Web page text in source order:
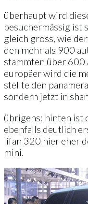
überhaupt wird
besuchermässig ist
gleich gross, wie
den mehr als 900
stammten über 600
europäer wird die
stellte den
sondern jetzt in
übrigens: hinten ist
ebenfalls deutlich
lifan 320 hier eher
mini.